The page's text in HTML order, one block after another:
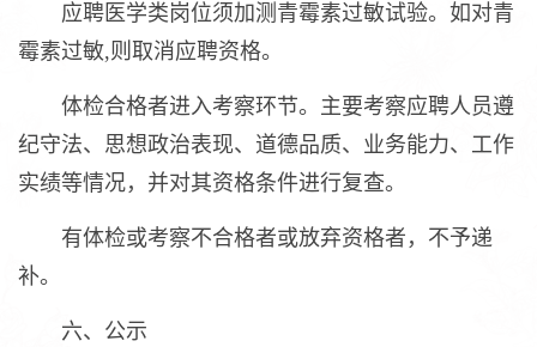
应聘医学类岗位须加测青霉素过敏试验。如对青
霉素过敏,则取消应聘资格。
体检合格者进入考察环节。主要考察应聘人员遵
纪守法、思想政治表现、道德品质、业务能力、工作
实绩等情况，并对其资格条件进行复查。
有体检或考察不合格者或放弃资格者，不予递
补。
六、公示